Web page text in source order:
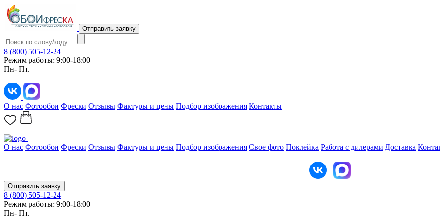
Отправить заявку
8 (800) 505-12-24
Режим работы: 9:00-18:00
Пн- Пт.
О нас Фотообои Фрески Отзывы Фактуры и цены Подбор изображения Контакты
О нас Фотообои Фрески Отзывы Фактуры и цены Подбор изображения Свое фото Поклейка Работа с дилерами Доставка
Отправить заявку
8 (800) 505-12-24
Режим работы: 9:00-18:00
Пн- Пт.